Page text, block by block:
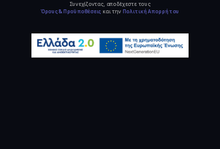
Συνεχίζοντας, αποδέχεστε τους
Όρους & Προϋποθέσεις και την Πολιτική Απορρήτου